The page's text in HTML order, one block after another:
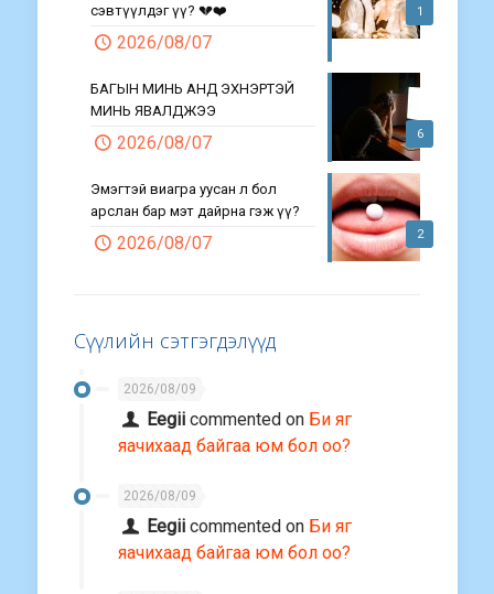
1
сэвтүүлдэг үү? 💔❤️
2026/08/07
6
БАГЫН МИНЬ АНД ЭХНЭРТЭЙ
МИНЬ ЯВАЛДЖЭЭ
2026/08/07
2
Эмэгтэй виагра уусан л бол
арслан бар мэт дайрна гэж үү?
2026/08/07
Сүүлийн сэтгэгдэлүүд
2026/08/09
Eegii commented on Би яг
яачихаад байгаа юм бол оо?
2026/08/09
Eegii commented on Би яг
яачихаад байгаа юм бол оо?